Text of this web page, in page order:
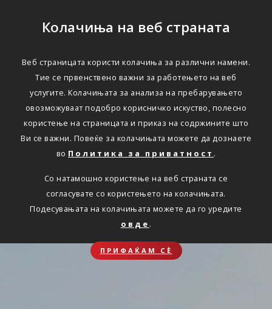
Колачиња на веб страната
Веб страницата користи колачиња за различни намени.
Тие се првенствено важни за работењето на веб
услугите. Колачињата за анализа на пребарувањето
овозможуваат подобро корисничко искуство, полесно
користење на страницата и приказ на содржините што
Ви се важни. Повеќе за колачињата можете да дознаете
во Политика за приватност .
Со натамошно користење на веб страната се
согласувате со користењето на колачињата.
Подесувањата на колачињата можете да го уредите
овде .
ПРИФАЌАМ СЀ